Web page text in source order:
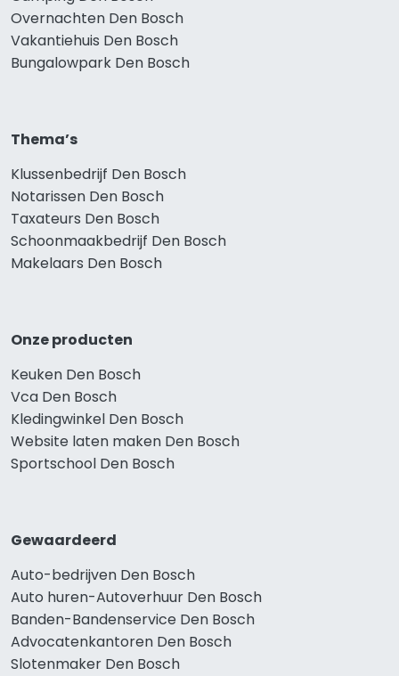
Overnachten Den Bosch
Vakantiehuis Den Bosch
Bungalowpark Den Bosch
Thema’s
Klussenbedrijf Den Bosch
Notarissen Den Bosch
Taxateurs Den Bosch
Schoonmaakbedrijf Den Bosch
Makelaars Den Bosch
Onze producten
Keuken Den Bosch
Vca Den Bosch
Kledingwinkel Den Bosch
Website laten maken Den Bosch
Sportschool Den Bosch
Gewaardeerd
Auto-bedrijven Den Bosch
Auto huren-Autoverhuur Den Bosch
Banden-Bandenservice Den Bosch
Advocatenkantoren Den Bosch
Slotenmaker Den Bosch